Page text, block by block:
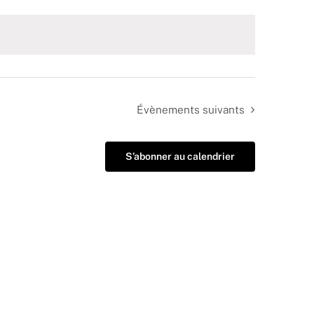
Évènements suivants
S’abonner au calendrier